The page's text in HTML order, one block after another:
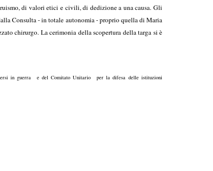
di valori etici e civili, di dedizione a una causa. Gli
Consulta - in totale autonomia - proprio quella di Maria
chirurgo. La cerimonia della scopertura della targa si è
in guerra e del Comitato Unitario per la difesa delle istituzioni